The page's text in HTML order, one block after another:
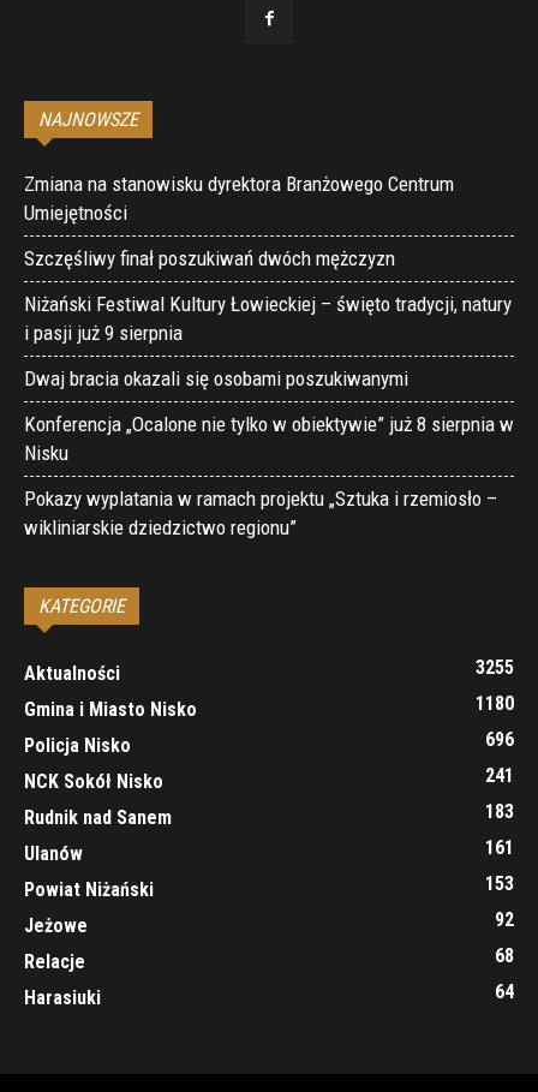
NAJNOWSZE
Zmiana na stanowisku dyrektora Branżowego Centrum
Umiejętności
Szczęśliwy finał poszukiwań dwóch mężczyzn
Niżański Festiwal Kultury Łowieckiej – święto tradycji, natury
i pasji już 9 sierpnia
Dwaj bracia okazali się osobami poszukiwanymi
Konferencja „Ocalone nie tylko w obiektywie” już 8 sierpnia w
Nisku
Pokazy wyplatania w ramach projektu „Sztuka i rzemiosło –
wikliniarskie dziedzictwo regionu”
KATEGORIE
Aktualności
3255
Gmina i Miasto Nisko
1180
Policja Nisko
696
NCK Sokół Nisko
241
Rudnik nad Sanem
183
Ulanów
161
Powiat Niżański
153
Jeżowe
92
Relacje
68
Harasiuki
64